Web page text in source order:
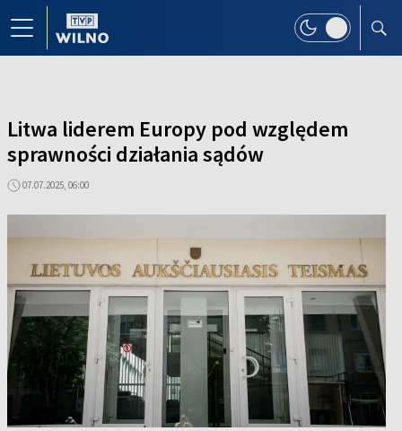
Litwa liderem Europy pod względem
sprawności działania sądów
07.07.2025, 06:00